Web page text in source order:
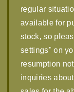
regular
available for
stock, so
settings" on
resumption
inquiries